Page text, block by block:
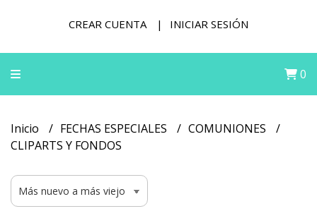
CREAR CUENTA INICIAR SESIÓN
0
Inicio FECHAS ESPECIALES
COMUNIONES
CLIPARTS Y FONDOS